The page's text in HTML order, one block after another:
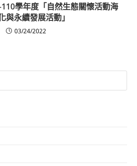
學年度「自然生態關懷活動海
與永續發展活動」
03/24/2022